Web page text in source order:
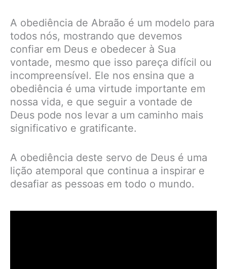
A obediência de Abraão é um modelo para
todos nós, mostrando que devemos
confiar em Deus e obedecer à Sua
vontade, mesmo que isso pareça difícil ou
incompreensível. Ele nos ensina que a
obediência é uma virtude importante em
nossa vida, e que seguir a vontade de
Deus pode nos levar a um caminho mais
significativo e gratificante.
A obediência deste servo de Deus é uma
lição atemporal que continua a inspirar e
desafiar as pessoas em todo o mundo.